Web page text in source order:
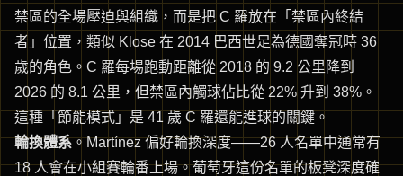
禁區的全場壓迫與組織，而是把 C 羅放在「禁區內終結
者」位置，類似 Klose 在 2014 巴西世足為德國奪冠時 36
歲的角色。C 羅每場跑動距離從 2018 的 9.2 公里降到
2026 的 8.1 公里，但禁區內觸球佔比從 22% 升到 38%。
這種「節能模式」是 41 歲 C 羅還能進球的關鍵。
輪換體系。Martínez 偏好輪換深度——26 人名單中通常有
18 人會在小組賽輪番上場。葡萄牙這份名單的板凳深度確